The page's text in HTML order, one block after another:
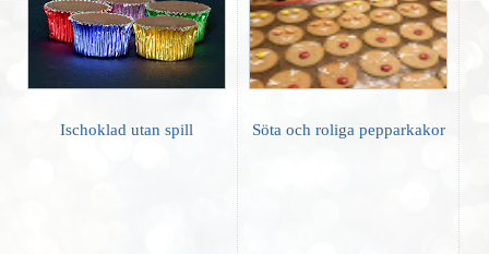
Ischoklad utan spill Söta och roliga pepparkakor